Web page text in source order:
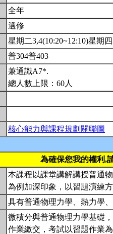
全年
選修
星期二3,4(10:20~12:10)星期
普304普403
兼通識A7*.
總人數上限：60人
核心能力與課程規劃關聯圖
為確保您我的權利,
本課程以課堂講解講授普通
為例加深印象，以習題演練
具有普通物理力學、熱力學
微積分與普通物理力學基礎
作業繳交，考試以習題作業